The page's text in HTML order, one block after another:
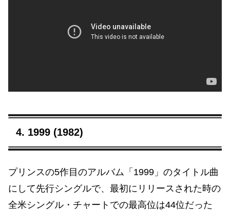
4. 1999 (1982)
プリンスの5作目のアルバム「1999」のタイトル曲
にして先行シングルで、最初にリリースされた時の
全米シングル・チャートでの最高位は44位だった